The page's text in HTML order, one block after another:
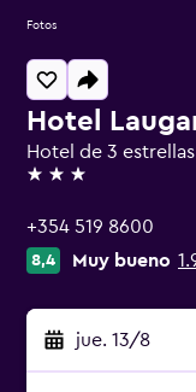
Hotel
Hotel de 3
3 estrellas
+354 519 8600
8,4 Muy bueno
jue. 13/8
Fotos